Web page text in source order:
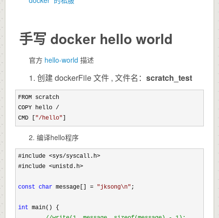
手写 docker hello world
官方 hello-world 描述
1. 创建 dockerFile 文件 , 文件名： scratch_test
FROM scratch
COPY hello /
CMD [ "/hello"
2. 编译hello程序
#include <sys/syscall.h>
#include <unistd.h>
const char message[] = "jksong\n" ;
int main() {